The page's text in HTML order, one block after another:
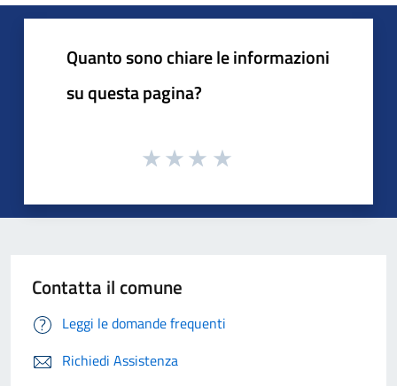
Quanto sono chiare le informazioni
su questa pagina?
Contatta il comune
Leggi le domande frequenti
Richiedi Assistenza